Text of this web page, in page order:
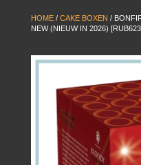
HOME / CAKE BOXEN /
NEW (NIEUW IN 2026)